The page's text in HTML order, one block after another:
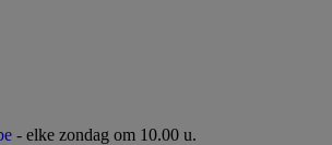
- elke zondag om 10.00 u.